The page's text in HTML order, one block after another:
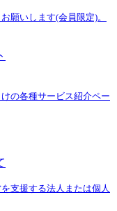
願いします(会員限定)。
の各種サービス紹介ペー
支援する法人または個人